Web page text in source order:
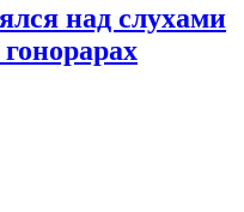
над слухами